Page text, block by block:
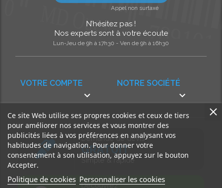
NOTRE SOCIÉTÉ

VOTRE COMPTE

Appel non surtaxé
N’hésitez pas !
Nos experts sont à votre écoute
Lun-Jeu de 9h à 17h30 - Ven de 9h à 16h30
Demande de devis
GRATUIT
Simple & rapide
Découvrez
Ce site Web utilise ses propres cookies et ceux de tiers
pour améliorer nos services et vous montrer des
publicités liées à vos préférences en analysant vos
habitudes de navigation. Pour donner votre
consentement à son utilisation, appuyez sur le bouton
Accepter.
Politique de cookies Personnaliser les cookies